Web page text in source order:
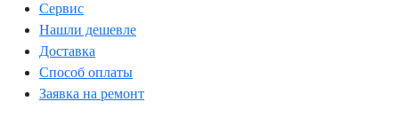
Сервис
Нашли дешевле
Доставка
Способ оплаты
Заявка на ремонт